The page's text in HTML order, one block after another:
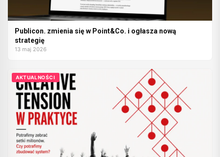
Publicon. zmienia się w Point&Co. i ogłasza nową
strategię
13 maj 2026
AKTUALNOŚCI